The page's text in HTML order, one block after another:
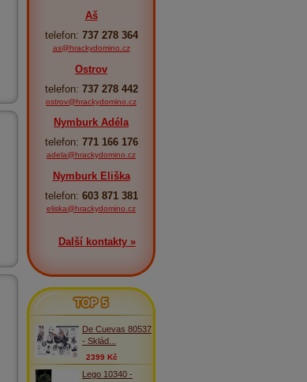
Aš
telefon: 737 278 364
as@hrackydomino.cz
Ostrov
telefon: 737 278 442
ostrov@hrackydomino.cz
Nymburk Adéla
telefon: 771 166 176
adela@hrackydomino.cz
Nymburk Eliška
telefon: 603 871 381
eliska@hrackydomino.cz
Další kontakty »
TOP 5
De Cuevas 80537
- Sklád...
2399 Kč
Lego 10340 -